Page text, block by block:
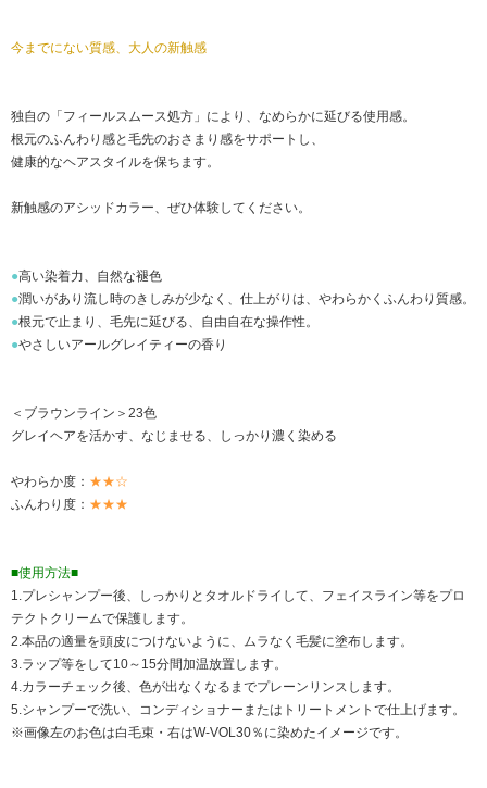
今までにない質感、大人の新触感
独自の「フィールスムース処方」により、なめらかに延びる使用感。
根元のふんわり感と毛先のおさまり感をサポートし、
健康的なヘアスタイルを保ちます。
新触感のアシッドカラー、ぜひ体験してください。
●高い染着力、自然な褪色
●潤いがあり流し時のきしみが少なく、仕上がりは、やわらかくふんわり質感。
●根元で止まり、毛先に延びる、自由自在な操作性。
●やさしいアールグレイティーの香り
＜ブラウンライン＞23色
グレイヘアを活かす、なじませる、しっかり濃く染める
やわらか度： ★★☆
ふんわり度： ★★★
■使用方法■
1.プレシャンプー後、しっかりとタオルドライして、フェイスライン等をプロ
テクトクリームで保護します。
2.本品の適量を頭皮につけないように、ムラなく毛髪に塗布します。
3.ラップ等をして10～15分間加温放置します。
4.カラーチェック後、色が出なくなるまでプレーンリンスします。
5.シャンプーで洗い、コンディショナーまたはトリートメントで仕上げます。
※画像左のお色は白毛束・右はW-VOL30％に染めたイメージです。